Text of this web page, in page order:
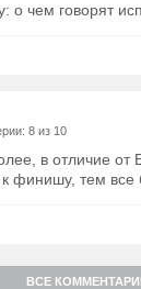
о чем говорят
8 из 10
в отличие
финишу, тем все
ВСЕ